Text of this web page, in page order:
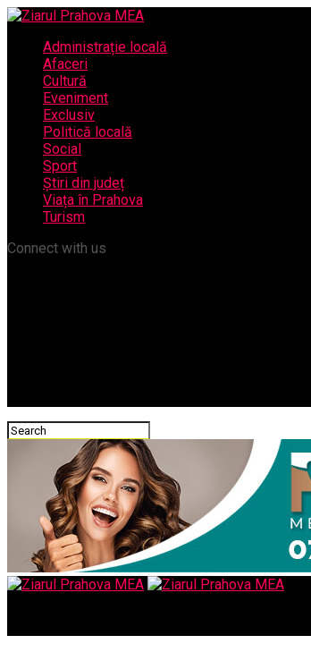
Administrație locală
Afaceri
Cultură
Eveniment
Exclusiv
Politică locală
Social
Sport
Știri din județ
Viața în Prahova
Turism
Connect with us